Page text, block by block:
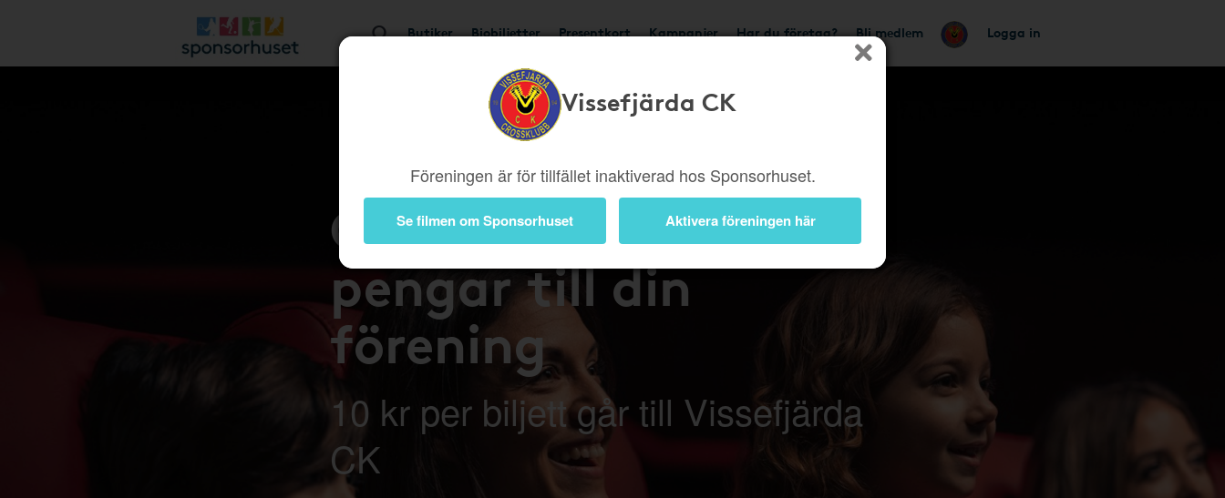
Butiker Biobiljetter Presentkort Kampanjer Har du företag? Bli medlem Logga in
Vissefjärda CK
Föreningen är för tillfället inaktiverad hos Sponsorhuset.
Se filmen om Sponsorhuset Aktivera föreningen här
Gå på bio – tjäna
pengar till din
förening
10 kr per biljett går till Vissefjärda
CK